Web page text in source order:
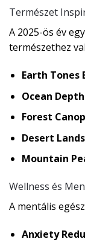
Természet
A 2025-ös év
természethez
Earth Tones
Ocean
Forest
Desert
Mountain
Wellness és
A mentális
Anxiety